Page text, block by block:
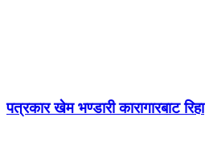
पत्रकार खेम भण्डारी कारागारबाट रिहा